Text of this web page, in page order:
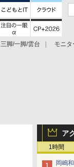
三脚/一脚/雲台 モニタ
ア
1時間
岡嶋